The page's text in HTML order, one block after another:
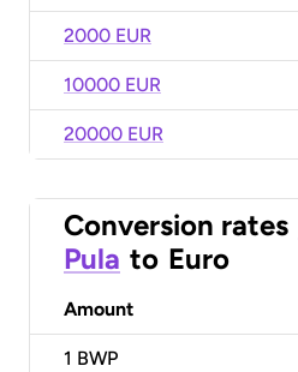
2000 EUR
10000 EUR
20000 EUR
Conversion rates
Pula to Euro
Amount
1 BWP